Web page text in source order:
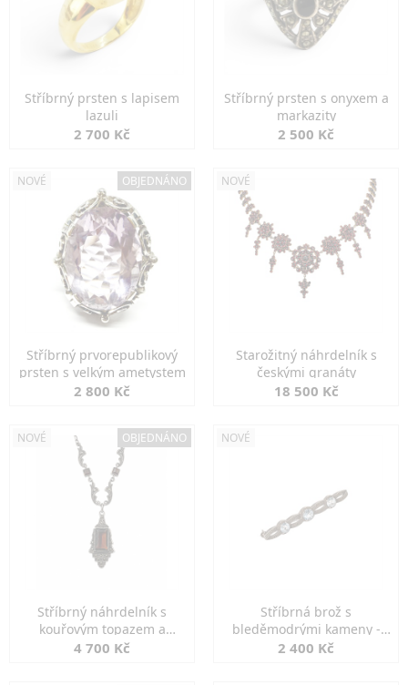
Stříbrný prsten s lapisem
lazuli
2 700 Kč
Stříbrný prsten s onyxem a
markazity
2 500 Kč
NOVÉ OBJEDNÁNO
Stříbrný prvorepublikový
prsten s velkým ametystem
2 800 Kč
NOVÉ
Starožitný náhrdelník s
českými granáty
18 500 Kč
NOVÉ OBJEDNÁNO
Stříbrný náhrdelník s
kouřovým topazem a
markazity
4 700 Kč
NOVÉ
Stříbrná brož s
bleděmodrými kameny -
jemná elegance
2 400 Kč